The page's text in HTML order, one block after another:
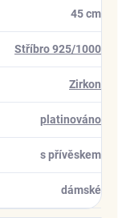
45 cm
Stříbro 925/1000
Zirkon
platinováno
s přívěskem
dámské